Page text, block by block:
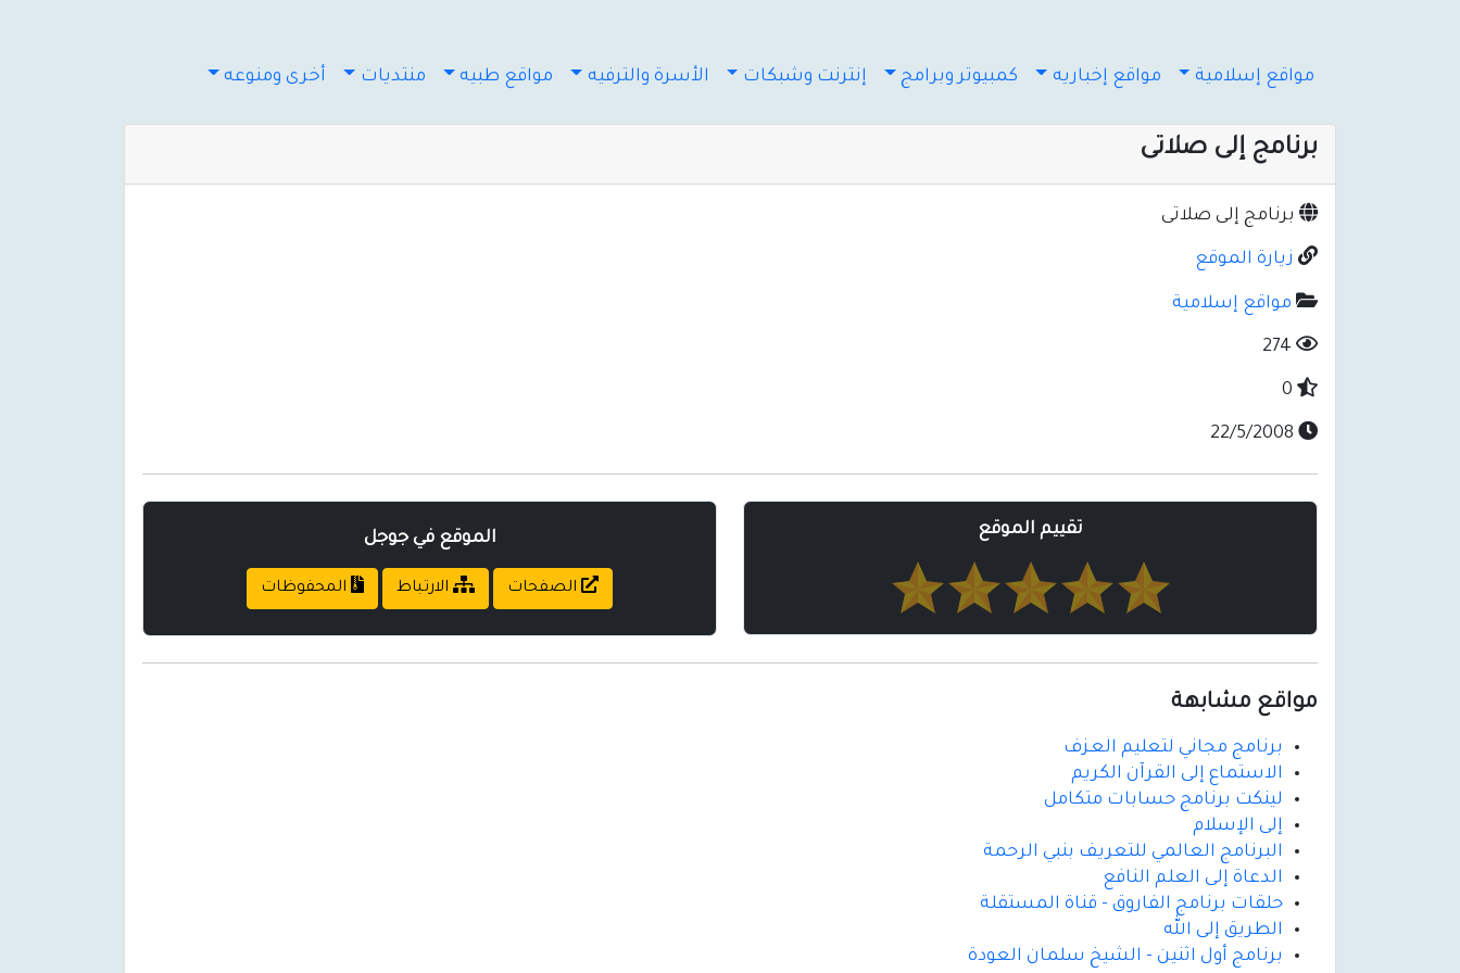
مواقع إسلامية مواقع إخباريه كمبيوتر وبرامج إنترنت وشبكات الأسرة والترفيه مواقع طبيه منتديات أخرى ومنوعه
برنامج إلى صلاتى
برنامج إلى صلاتى
زيارة الموقع
مواقع إسلامية
تقييم الموقع الموقع في جوجل
الصفحات الارتباط المحفوظات
مواقع مشابهة
برنامج مجاني لتعليم العـزف
الاستماع إلى القرآن الكريم
لينكت برنامج حسابات متكامل
إلى الإسلام
البرنامج العالمي للتعريف بنبي الرحمة
الدعاة إلى العلم النافع
حلقات برنامج الفاروق - قناة المستقلة
الطريق إلى الله
برنامج أول اثنين - الشيخ سلمان العودة